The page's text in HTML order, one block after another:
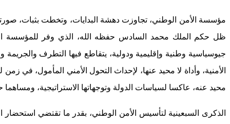
مؤسسة الأمن الوطني، تجاوزت دهشة البدايات، وتخطت بثبات،
ظل حكم الملك محمد السادس حفظه الله، الذي وفر للمؤسسة
جيوسياسية وطنية وإقليمية ودولية، يتقاطع فيها التطرف
الأمنية، وأداة لا محيد عنها، لإحداث التحول الأمني المأمول، في
محيد عنه، عاكسا لسياسات الدولة وتوجهاتها الاستراتيجية،
الذكرى السبعينية لتأسيس الأمن الوطني، بقدر ما تقتضي استحضار